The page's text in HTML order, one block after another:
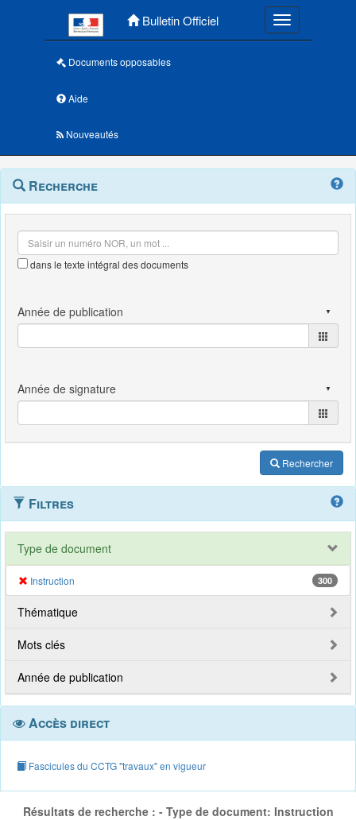
Bulletin Officiel Toggle
Documents opposables
Aide
Nouveautés
Navigation
outils
Menu
contextuel
Recherche
dans le texte intégral des documents
Rechercher
Filtres
Type de document
Instruction 300
Thématique
Mots clés
Année de publication
Accès direct
Fascicules du CCTG "travaux" en vigueur
Résultats de recherche : - Type de document: Instruction